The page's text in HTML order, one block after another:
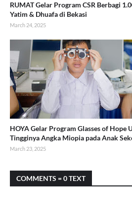
RUMAT Gelar Program CSR Berbagi
Yatim & Dhuafa di Bekasi
March 24, 2025
HOYA Gelar Program Glasses of Hope
Tingginya Angka Miopia pada Anak
March 23, 2025
COMMENTS = 0 TEXT